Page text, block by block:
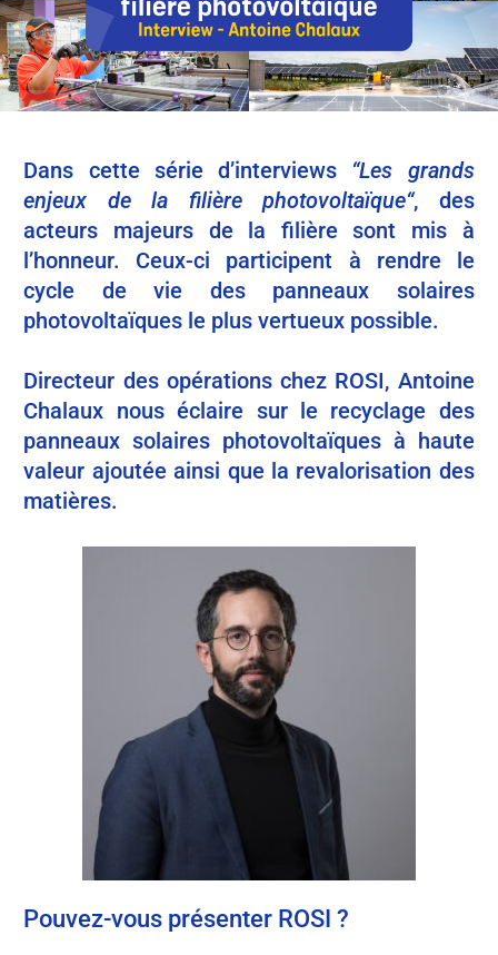
Dans cette série d’interviews “Les grands
enjeux de la filière photovoltaïque“, des
acteurs majeurs de la filière sont mis à
l’honneur. Ceux-ci participent à rendre le
cycle de vie des panneaux solaires
photovoltaïques le plus vertueux possible.
Directeur des opérations chez ROSI, Antoine
Chalaux nous éclaire sur le recyclage des
panneaux solaires photovoltaïques à haute
valeur ajoutée ainsi que la revalorisation des
matières.
Pouvez-vous présenter ROSI ?